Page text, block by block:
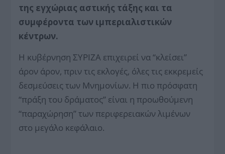
της εγχώριας αστικής τάξης και τα
συμφέροντα των ιμπεριαλιστικών
κέντρων.
Η κυβέρνηση ΣΥΡΙΖΑ επιχειρεί να “κλείσει”
άρον άρον, πριν τις εκλογές, όλες τις εκκρεμείς
δεσμεύσεις των Μνημονίων. Η πιο πρόσφατη
“πράξη του δράματος” είναι η προωθούμενη
“παραχώρηση” των περιφερειακών λιμένων
στο μεγάλο κεφάλαιο.